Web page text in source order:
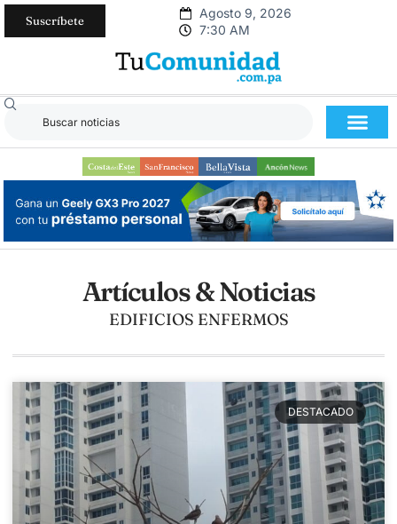
Suscríbete
Agosto 9, 2026
7:30 AM
Artículos & Noticias
EDIFICIOS ENFERMOS
DESTACADO